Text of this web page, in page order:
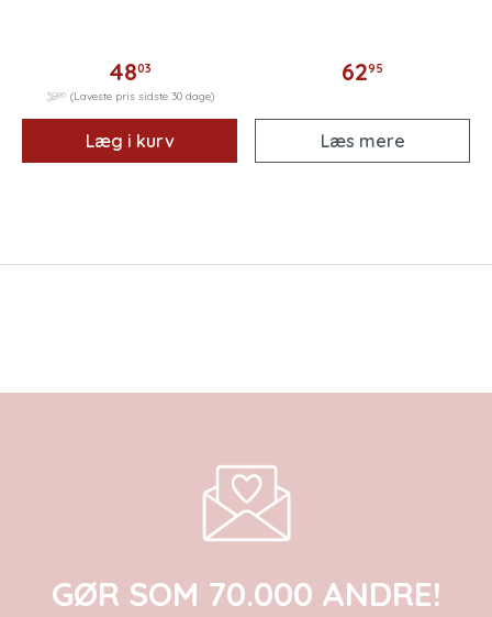
4803
3800 (Laveste pris sidste 30 dage)
Læg i kurv
6295
Læs mere
GØR SOM 70.000 ANDRE!